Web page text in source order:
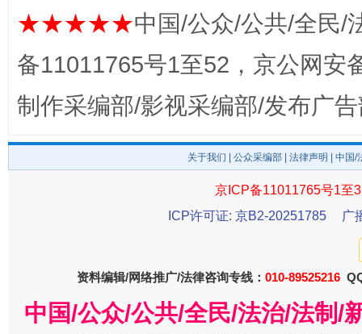
★★★★★中国/公众/公共/全民/
备11011765号1至52，京公网安
制作采编部/影视采编部/发布广
关于我们 公众采编部 法律声明 | 中国
京ICP备11011765号1至
ICP许可证: 京B2-20251785
广
资料编辑/网络推广/法律咨询专线： 010-89525216
中国/公众/公共/全民/法治/法制/